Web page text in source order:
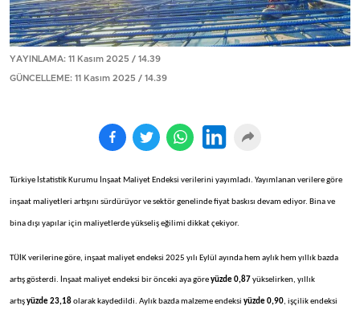
YAYINLAMA: 11 Kasım 2025 / 14.39
GÜNCELLEME: 11 Kasım 2025 / 14.39
Türkiye İstatistik Kurumu İnşaat Maliyet Endeksi verilerini yayımladı. Yayımlanan verilere göre
inşaat maliyetleri artışını sürdürüyor ve sektör genelinde fiyat baskısı devam ediyor. Bina ve
bina dışı yapılar için maliyetlerde yükseliş eğilimi dikkat çekiyor.
TÜİK verilerine göre, inşaat maliyet endeksi 2025 yılı Eylül ayında hem aylık hem yıllık bazda
artış gösterdi. İnşaat maliyet endeksi bir önceki aya göreyüzde 0,87 yükselirken, yıllık
artışyüzde 23,18olarak kaydedildi. Aylık bazda malzeme endeksi yüzde 0,90, işçilik endeksi